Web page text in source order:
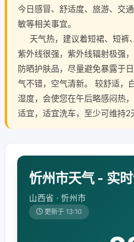
今日感冒、舒适度、旅游、交
敏等相关事宜。
天气热，建议着短裙、短裤
紫外线很强，紫外线辐射极强
防晒护肤品，尽量避免暴露于
气不错，空气清新。 较舒适，
湿度，会使您在午后略感闷热
适宜，适宜洗车，至少可维持2
忻州市天气 - 实
山西省 · 忻州市
更新于 13:10